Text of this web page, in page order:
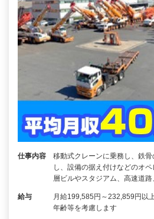
仕事内容
移動式クレーンに乗務し、鉄
し、設備の据え付けなどのオ
層ビルやスタジアム、高速道
給与
月給199,585円～232,859円
年齢等を考慮します